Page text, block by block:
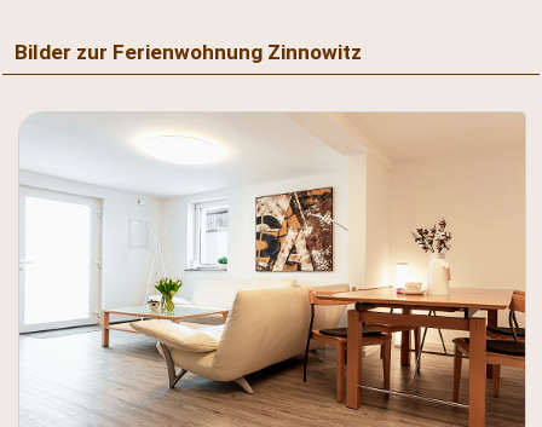
Bilder zur Ferienwohnung Zinnowitz